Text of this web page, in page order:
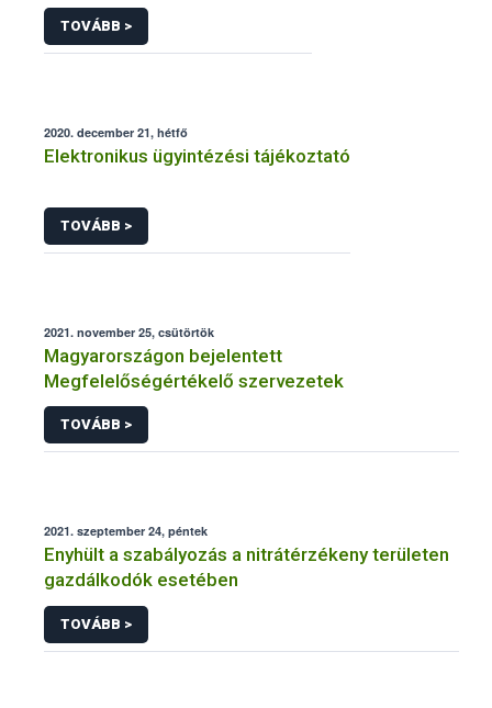
TOVÁBB >
2020. december 21, hétfő
Elektronikus ügyintézési tájékoztató
TOVÁBB >
2021. november 25, csütörtök
Magyarországon bejelentett
Megfelelőségértékelő szervezetek
TOVÁBB >
2021. szeptember 24, péntek
Enyhült a szabályozás a nitrátérzékeny területen
gazdálkodók esetében
TOVÁBB >